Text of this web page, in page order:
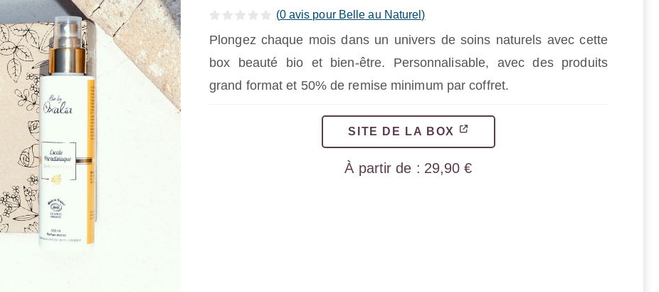
(0avis pour Belle au Naturel)
Plongez chaque mois dans un univers de soins naturels avec cette
box beauté bio et bien-être. Personnalisable, avec des produits
grand format et 50% de remise minimum par coffret.
SITE DE LA BOX
29,90€